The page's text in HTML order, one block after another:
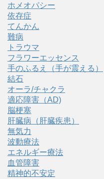
ホメオパシー
依存症
てんかん
難病
トラウマ
フラワーエッセンス
手のふるえ（手が震える）
結石
オーラ/チャクラ
適応障害（AD)
脳梗塞
肝臓病（肝臓疾患）
無気力
波動療法
エネルギー療法
血管障害
精神的不安定